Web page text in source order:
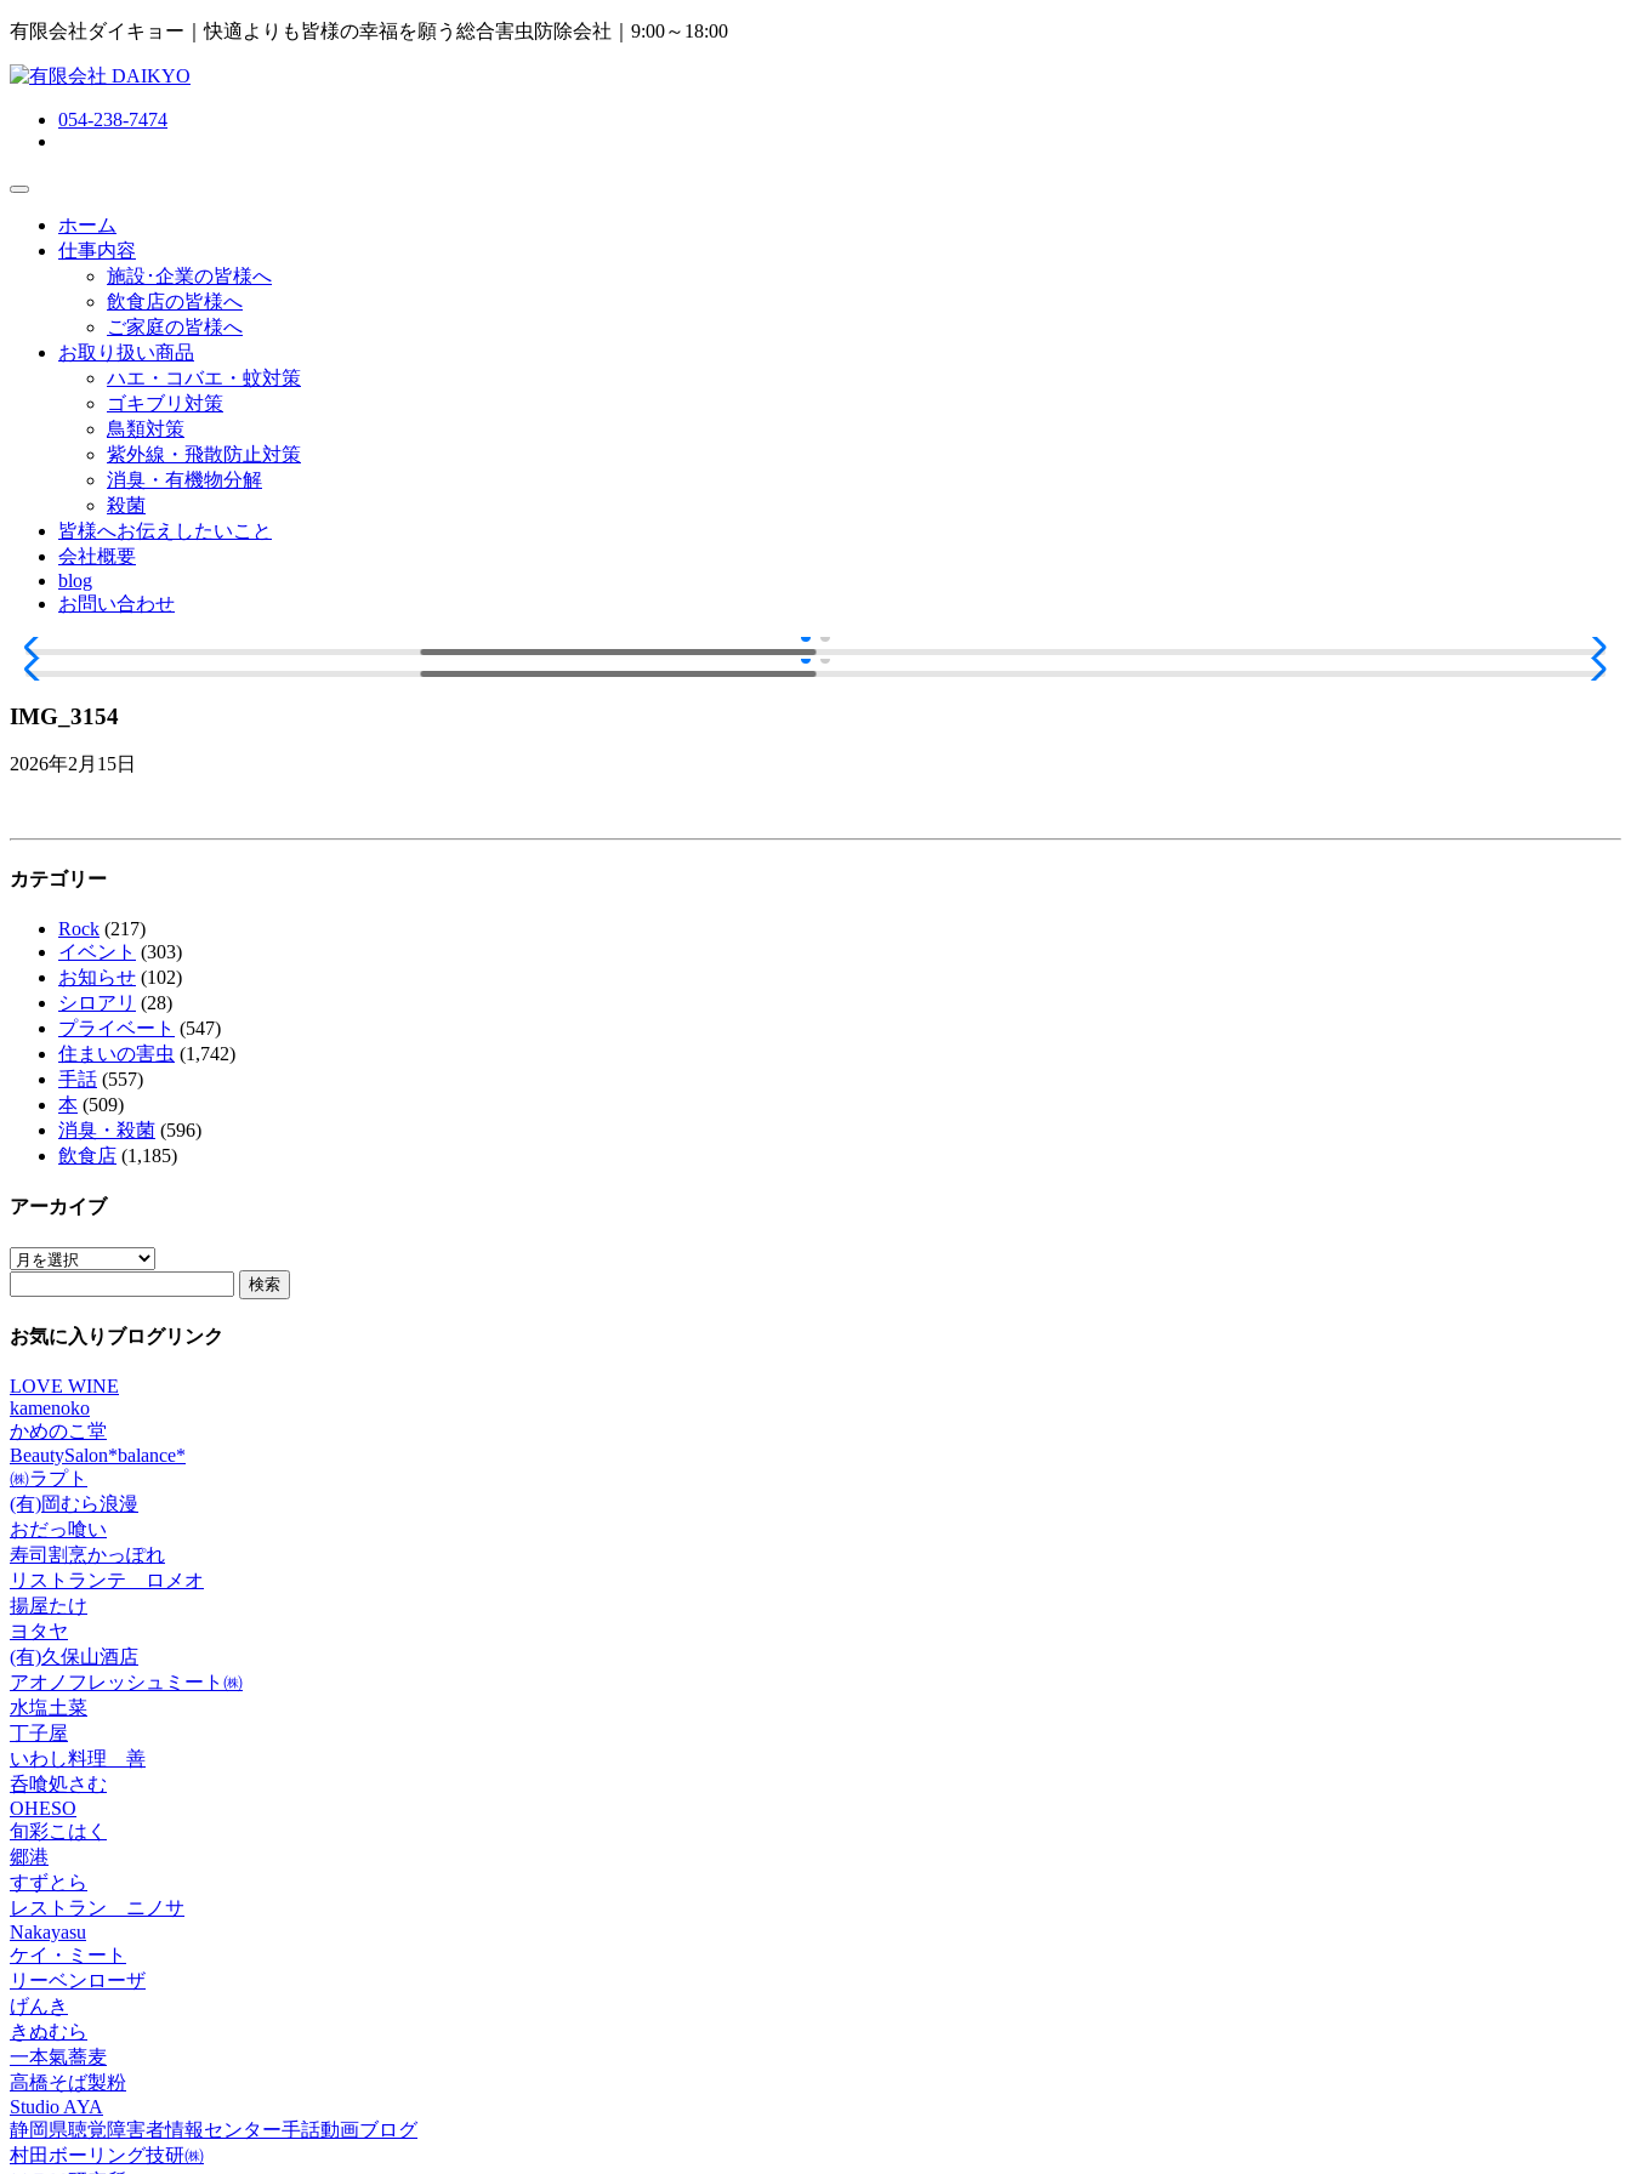
有限会社ダイキョー｜快適よりも皆様の幸福を願う総合害虫防除会社 ｜9:00～18:00
054-238-7474
ホーム
仕事内容
施設･企業の皆様へ
飲食店の皆様へ
ご家庭の皆様へ
お取り扱い商品
ハエ・コバエ・蚊対策
ゴキブリ対策
鳥類対策
紫外線・飛散防止対策
消臭・有機物分解
殺菌
皆様へお伝えしたいこと
会社概要
blog
お問い合わせ
IMG_3154
2026年2月15日
カテゴリー
Rock (217)
イベント (303)
お知らせ (102)
シロアリ (28)
プライベート (547)
住まいの害虫 (1,742)
手話 (557)
本 (509)
消臭・殺菌 (596)
飲食店 (1,185)
アーカイブ
ア
イ
お気に入りブログリンク
LOVE WINE
kamenoko
かめのこ堂
BeautySalon*balance*
㈱ラプト
(有)岡むら浪漫
おだっ喰い
寿司割烹かっぽれ
リストランテ ロメオ
揚屋たけ
ヨタヤ
(有)久保山酒店
アオノフレッシュミート㈱
水塩土菜
丁子屋
いわし料理 善
呑喰処さむ
OHESO
旬彩こはく
郷港
すずとら
レストラン ニノサ
Nakayasu
ケイ・ミート
リーベンローザ
げんき
きぬむら
一本氣蕎麦
高橋そば製粉
Studio AYA
静岡県聴覚障害者情報センター手話動画ブログ
村田ボーリング技研㈱